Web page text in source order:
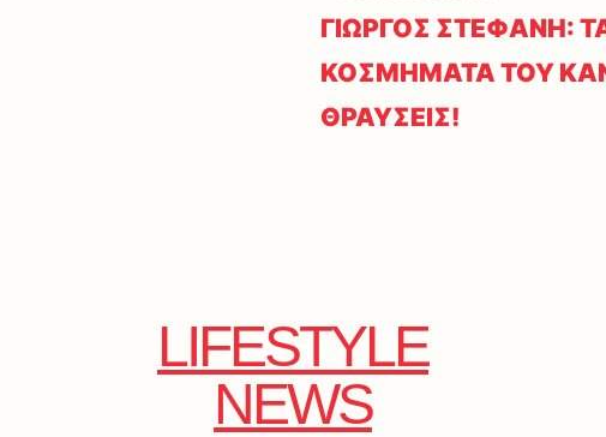
ΓΙΩΡΓΟΣ ΣΤΕΦΑΝΗ:
ΚΟΣΜΗΜΑΤΑ ΤΟΥ
ΘΡΑΥΣΕΙΣ!
LIFESTYLE
NEWS